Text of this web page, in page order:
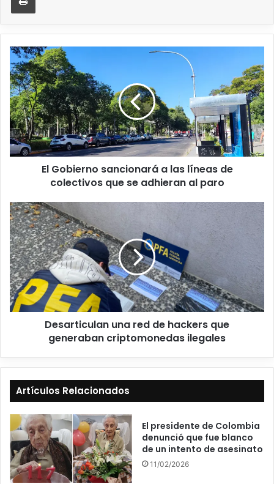
El Gobierno sancionará a las líneas de
colectivos que se adhieran al paro
Desarticulan una red de hackers que
generaban criptomonedas ilegales
Artículos Relacionados
El presidente de Colombia
denunció que fue blanco
de un intento de asesinato
11/02/2026